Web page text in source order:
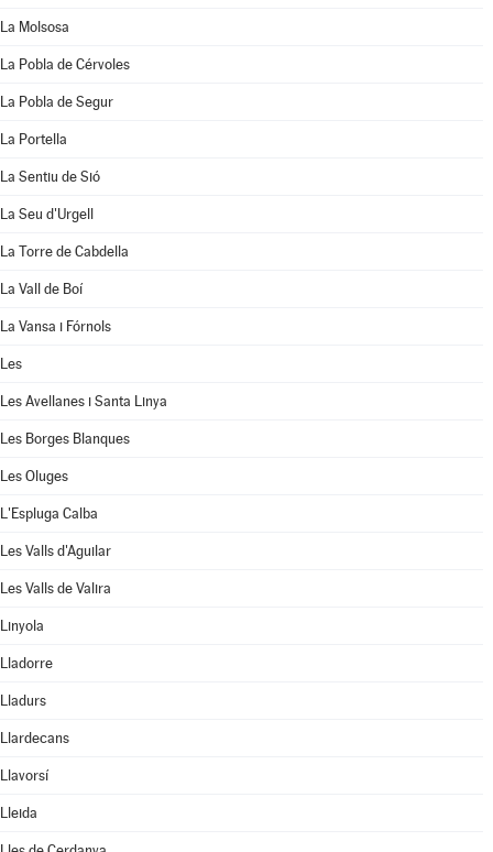
La Molsosa
La Pobla de Cérvoles
La Pobla de Segur
La Portella
La Sentiu de Sió
La Seu d'Urgell
La Torre de Cabdella
La Vall de Boí
La Vansa i Fórnols
Les
Les Avellanes i Santa Linya
Les Borges Blanques
Les Oluges
L'Espluga Calba
Les Valls d'Aguilar
Les Valls de Valira
Linyola
Lladorre
Lladurs
Llardecans
Llavorsí
Lleida